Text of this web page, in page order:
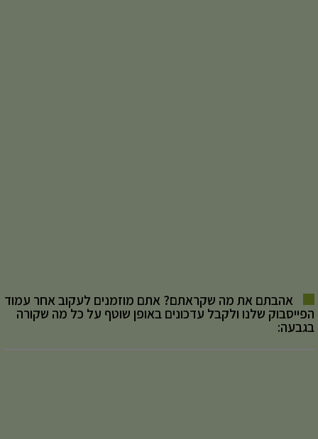
אהבתם את מה שקראתם? אתם מוזמנים לעקוב אחר עמוד
הפייסבוק שלנו ולקבל עדכונים באופן שוטף על כל מה שקורה
בגבעה: